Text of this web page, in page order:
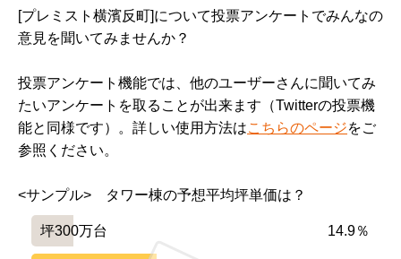
特になし。
━━━━━━━━━━━━━━━━━━━
設備や共用施設について良い点、気になる点
━━━━━━━━━━━━━━━━━━━
錠したり、ワンプッシュで自宅の扉の施錠ができるキー
が思いのほか便利。
[プレミスト横濱反町]について投票アンケートでみんなの
意見を聞いてみませんか？
投票アンケート機能では、他のユーザーさんに聞いてみ
たいアンケートを取ることが出来ます（Twitterの投票機
能と同様です）。詳しい使用方法はこちらのページをご
参照ください。
<サンプル>　タワー棟の予想平均坪単価は？
坪300万台 14.9％